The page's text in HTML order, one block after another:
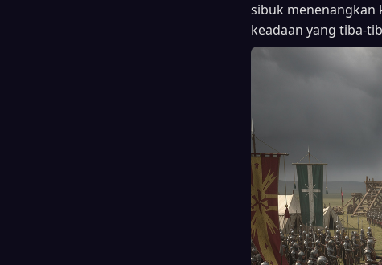
sibuk menenangkan
keadaan yang tiba-